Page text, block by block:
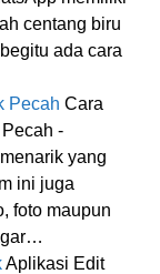
centang biru
ada cara
Pecah Cara
-
yang
ini juga
foto maupun
Aplikasi Edit